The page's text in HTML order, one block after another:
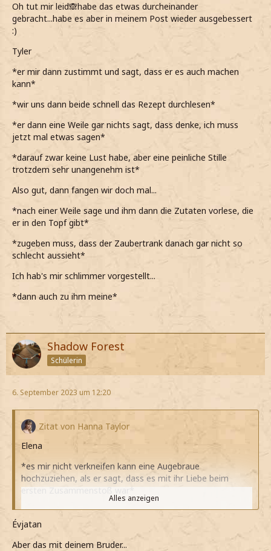
Oh tut mir leid🙈habe das etwas durcheinander
gebracht...habe es aber in meinem Post wieder ausgebessert
:)
Tyler
*er mir dann zustimmt und sagt, dass er es auch machen
kann*
*wir uns dann beide schnell das Rezept durchlesen*
*er dann eine Weile gar nichts sagt, dass denke, ich muss
jetzt mal etwas sagen*
*darauf zwar keine Lust habe, aber eine peinliche Stille
trotzdem sehr unangenehm ist*
Also gut, dann fangen wir doch mal...
*nach einer Weile sage und ihm dann die Zutaten vorlese, die
er in den Topf gibt*
*zugeben muss, dass der Zaubertrank danach gar nicht so
schlecht aussieht*
Ich hab's mir schlimmer vorgestellt...
*dann auch zu ihm meine*
Shadow Forest
Schülerin
6. September 2023 um 12:20
Zitat von Hanna Taylor
Elena
*es mir nicht verkneifen kann eine Augebraue
hochzuziehen, als er sagt, dass es mit ihr Liebe beim
ersten Zusammenstoß war*
*als ihn drücke, er meine Umarmung erwidert und mich
ebenfalls drückt*
*er nur wieder ein norvegisches Wort redet, als ihm
Alles anzeigen
Évjatan
Aber das mit deinem Bruder...